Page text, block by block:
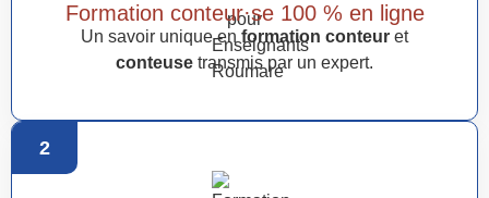
Formation conteur·se 100 % en ligne
Un savoir unique en formation conteur et
conteuse transmis par un expert.
2